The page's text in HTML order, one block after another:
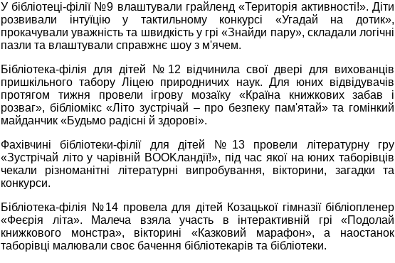
У бібліотеці-філії №9 влаштували грайленд «Територія активності!». Діти
розвивали інтуїцію у тактильному конкурсі «Угадай на дотик»,
прокачували уважність та швидкість у грі «Знайди пару», складали логічні
пазли та влаштували справжнє шоу з м'ячем.
Бібліотека-філія для дітей №12 відчинила свої двері для вихованців
пришкільного табору Ліцею природничих наук. Для юних відвідувачів
протягом тижня провели ігрову мозаїку «Країна книжкових забав і
розваг», бібліомікс «Літо зустрічай – про безпеку пам'ятай» та гомінкий
майданчик «Будьмо радісні й здорові».
Фахівчині бібліотеки-філії для дітей №13 провели літературну гру
«Зустрічай літо у чарівній BOOKландії!», під час якої на юних таборівців
чекали різноманітні літературні випробування, вікторини, загадки та
конкурси.
Бібліотека-філія №14 провела для дітей Козацької гімназії бібліопленер
«Феєрія літа». Малеча взяла участь в інтерактивній грі «Подолай
книжкового монстра», вікторині «Казковий марафон», а наостанок
таборівці малювали своє бачення бібліотекарів та бібліотеки.